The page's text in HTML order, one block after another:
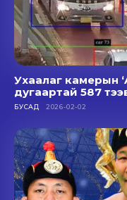
Ухаалаг камерын
дугаартай 587
БУСАД 2026-02-02